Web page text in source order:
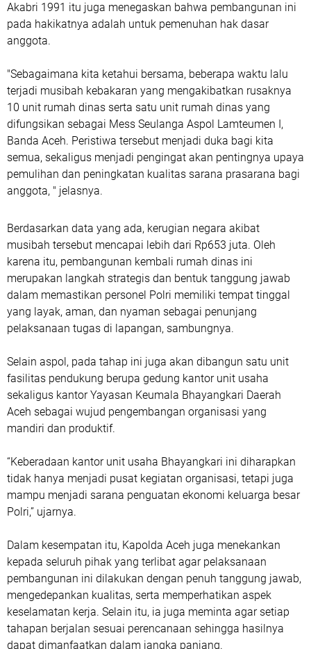
Akabri 1991 itu juga menegaskan bahwa pembangunan ini
pada hakikatnya adalah untuk pemenuhan hak dasar
anggota.
"Sebagaimana kita ketahui bersama, beberapa waktu lalu
terjadi musibah kebakaran yang mengakibatkan rusaknya
10 unit rumah dinas serta satu unit rumah dinas yang
difungsikan sebagai Mess Seulanga Aspol Lamteumen I,
Banda Aceh. Peristiwa tersebut menjadi duka bagi kita
semua, sekaligus menjadi pengingat akan pentingnya upaya
pemulihan dan peningkatan kualitas sarana prasarana bagi
anggota, " jelasnya.
Berdasarkan data yang ada, kerugian negara akibat
musibah tersebut mencapai lebih dari Rp653 juta. Oleh
karena itu, pembangunan kembali rumah dinas ini
merupakan langkah strategis dan bentuk tanggung jawab
dalam memastikan personel Polri memiliki tempat tinggal
yang layak, aman, dan nyaman sebagai penunjang
pelaksanaan tugas di lapangan, sambungnya.
Selain aspol, pada tahap ini juga akan dibangun satu unit
fasilitas pendukung berupa gedung kantor unit usaha
sekaligus kantor Yayasan Keumala Bhayangkari Daerah
Aceh sebagai wujud pengembangan organisasi yang
mandiri dan produktif.
“Keberadaan kantor unit usaha Bhayangkari ini diharapkan
tidak hanya menjadi pusat kegiatan organisasi, tetapi juga
mampu menjadi sarana penguatan ekonomi keluarga besar
Polri,” ujarnya.
Dalam kesempatan itu, Kapolda Aceh juga menekankan
kepada seluruh pihak yang terlibat agar pelaksanaan
pembangunan ini dilakukan dengan penuh tanggung jawab,
mengedepankan kualitas, serta memperhatikan aspek
keselamatan kerja. Selain itu, ia juga meminta agar setiap
tahapan berjalan sesuai perencanaan sehingga hasilnya
dapat dimanfaatkan dalam jangka panjang.